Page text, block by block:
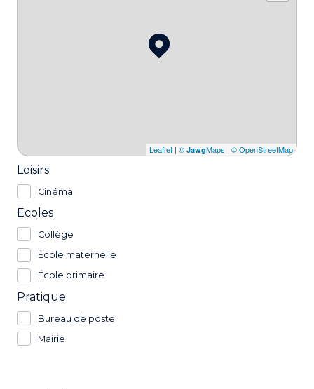
Leaflet | © JawgMaps | © OpenStreetMap
Loisirs
Cinéma
Ecoles
Collège
École maternelle
École primaire
Pratique
Bureau de poste
Mairie